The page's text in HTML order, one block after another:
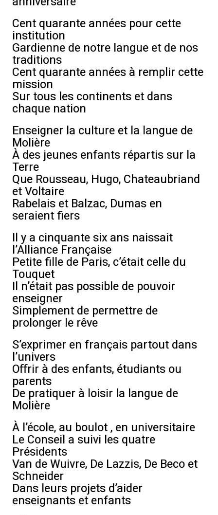
Cent quarante années pour cette
institution
Gardienne de notre langue et de nos
traditions
Cent quarante années à remplir cette
mission
Sur tous les continents et dans
chaque nation
Enseigner la culture et la langue de
Molière
À des jeunes enfants répartis sur la
Terre
Que Rousseau, Hugo, Chateaubriand
et Voltaire
Rabelais et Balzac, Dumas en
seraient fiers
Il y a cinquante six ans naissait
l’Alliance Française
Petite fille de Paris, c’était celle du
Touquet
Il n’était pas possible de pouvoir
enseigner
Simplement de permettre de
prolonger le rêve
S’exprimer en français partout dans
l’univers
Oﬀrir à des enfants, étudiants ou
parents
De pratiquer à loisir la langue de
Molière
À l’école, au boulot , en universitaire
Le Conseil a suivi les quatre
Présidents
Van de Wuivre, De Lazzis, De Beco et
Schneider
Dans leurs projets d’aider
enseignants et enfants